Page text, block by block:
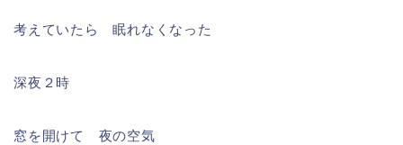
考えていたら 眠れなくなった
深夜２時
窓を開けて 夜の空気